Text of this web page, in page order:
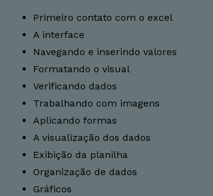
Primeiro contato com o excel
A interface
Navegando e inserindo valores
Formatando o visual
Verificando dados
Trabalhando com imagens
Aplicando formas
A visualização dos dados
Exibição da planilha
Organização de dados
Gráficos